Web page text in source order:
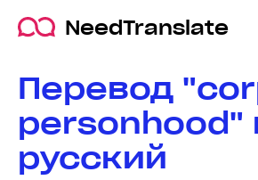
NeedTranslate
Перевод
personhood"
русский